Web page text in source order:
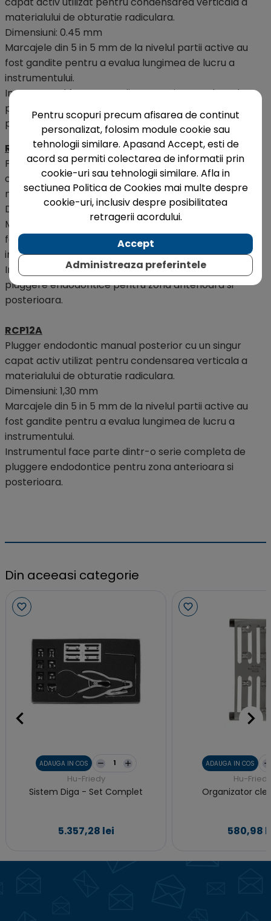
materialului de obturatie radiculara.
Dimensiuni: 0.45 mm
Marcajele din 5 in 5 mm de la nivelul partii active au
fost gandite pentru a evalua lungimea de lucru a
instrumentului.
Instrumentul face parte dintr-o serie completa de
pluggere endodontice pentru zona anterioara si
posterioara.
RCP9A
Plugger endodontic manual posterior cu un singur
capat activ utilizat pentru condensarea verticala a
materialului de obturatie radiculara.
Dimensiuni: 0.55 mm
Marcajele din 5 in 5 mm de la nivelul partii active au
fost gandite pentru a evalua lungimea de lucru a
instrumentului.
Instrumentul face parte dintr-o serie completa de
pluggere endodontice pentru zona anterioara si
posterioara.
RCP12A
Plugger endodontic manual posterior cu un singur
capat activ utilizat pentru condensarea verticala a
materialului de obturatie radiculara.
Dimensiuni: 1,30 mm
Marcajele din 5 in 5 mm de la nivelul partii active au
fost gandite pentru a evalua lungimea de lucru a
instrumentului.
Instrumentul face parte dintr-o serie completa de
pluggere endodontice pentru zona anterioara si
posterioara.
Din aceeasi categorie
ADAUGA IN COS
Hu-Friedy
Sistem Diga - Set Complet
5.357,28 lei
ADAUGA IN COS
Hu-Friedy
Organizator
580,98
Pentru scopuri precum afisarea de continut
personalizat, folosim module cookie sau
tehnologii similare. Apasand Accept, esti de
acord sa permiti colectarea de informatii prin
cookie-uri sau tehnologii similare. Afla in
sectiunea Politica de Cookies mai multe despre
cookie-uri, inclusiv despre posibilitatea
retragerii acordului.
Accept
Administreaza preferintele